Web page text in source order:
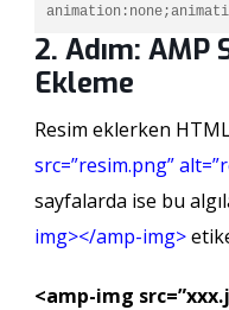
2. Adım:
Ekleme
Resim eklerken
src=”resim.png”
sayfalarda ise bu
img></amp-img>
<amp-img